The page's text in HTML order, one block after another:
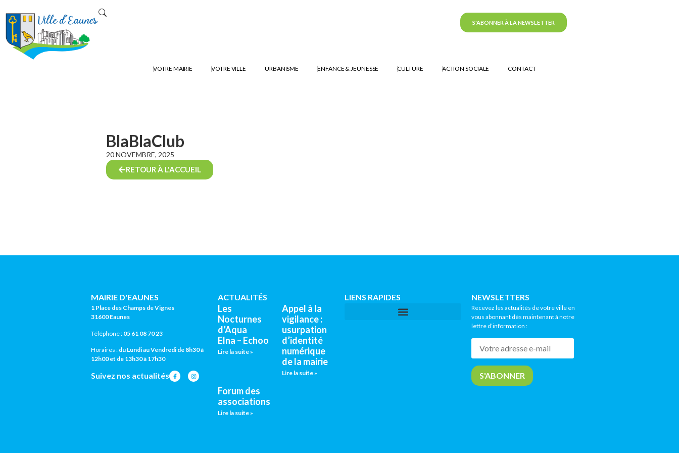
VOTRE MAIRIE VOTRE VILLE URBANISME ENFANCE & JEUNESSE CULTURE ACTION SOCIALE CONTACT
S'ABONNER À LA NEWSLETTER
BlaBlaClub
20 NOVEMBRE, 2025
RETOUR À L'ACCUEIL
MAIRIE D'EAUNES
1 Place des Champs de Vignes
31600 Eaunes
Téléphone : 05 61 08 70 23
Horaires : du Lundi au Vendredi de 8h30 à
12h00 et de 13h30 à 17h30
Suivez nos actualités
ACTUALITÉS
Les
Nocturnes
d’Aqua
Elna – Echoo
Lire la suite »
Appel à la
vigilance :
usurpation
d’identité
numérique
de la mairie
Lire la suite »
Forum des
associations
Lire la suite »
LIENS RAPIDES NEWSLETTERS
Recevez les actualités de votre ville en
vous abonnant dès maintenant à notre
lettre d’information :